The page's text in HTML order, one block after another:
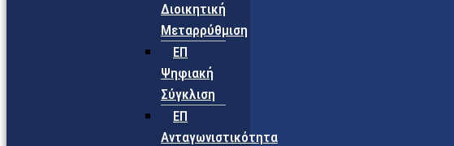
Διοικητική
Μεταρρύθμιση
ΕΠ
Ψηφιακή
Σύγκλιση
ΕΠ
Ανταγωνιστικότητα